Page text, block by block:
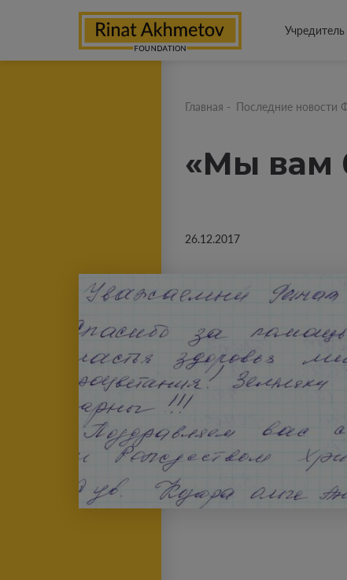
Учредитель
Главная - Последние новости
«Мы вам
26.12.2017